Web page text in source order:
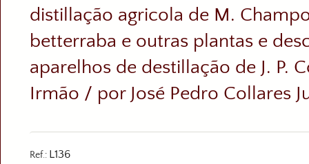
distillação agricola de M.
betterraba e outras plantas e
aparelhos de destillação de J. P.
Irmão / por José Pedro Collares
Ref.: L136